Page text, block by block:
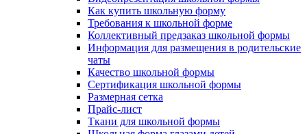
Как купить школьную форму
Требования к школьной форме
Коллективный предзаказ школьной формы
Информация для размещения в родительские
чаты
Качество школьной формы
Сертификация школьной формы
Размерная сетка
Прайс-лист
Ткани для школьной формы